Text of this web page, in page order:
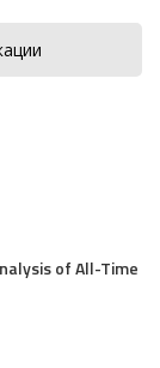
of All-Time